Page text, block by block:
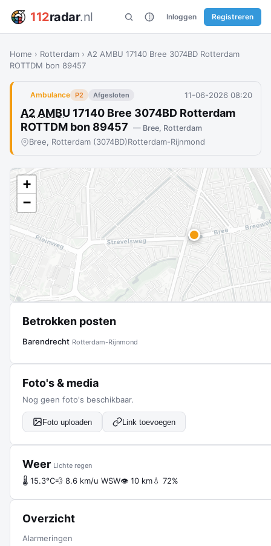
112radar.nl Inloggen Registreren
Home › Rotterdam › A2 AMBU 17140 Bree 3074BD Rotterdam
ROTTDM bon 89457
Ambulance P2 Afgesloten 11-06-2026 08:20
A2 AMBU 17140 Bree 3074BD Rotterdam
ROTTDM bon 89457 — Bree, Rotterdam
Bree, Rotterdam (3074BD)Rotterdam-Rijnmond
+
−
Betrokken posten
Barendrecht Rotterdam-Rijnmond
Foto's & media
Nog geen foto's beschikbaar.
Foto uploaden Link toevoegen
Weer Lichte regen
🌡 15.3°C💨 8.6 km/u WSW👁 10 km💧 72%
Overzicht
Alarmeringen